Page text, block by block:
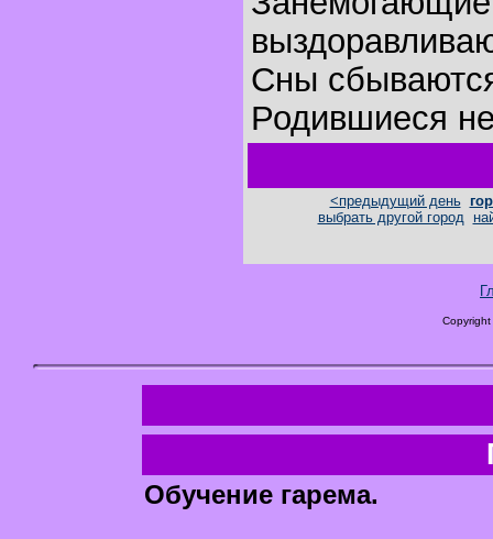
Сны
Родившиеся
<предыдущий день
выбрать другой город
Обучение гарема.